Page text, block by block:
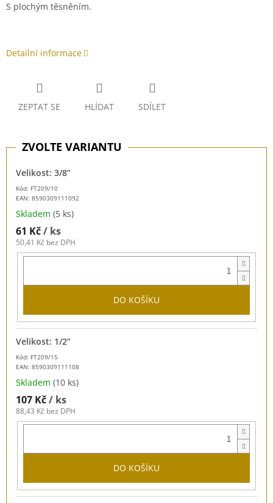
S plochým těsněním.
Detailní informace
ZEPTAT SE HLÍDAT SDÍLET
Kód: FT209/10
EAN: 8590309111092
Velikost: 3/8”
Skladem (5 ks)
61 Kč/ ks
50,41 Kč bez DPH
DO KOŠÍKU
Kód: FT209/15
EAN: 8590309111108
Velikost: 1/2”
Skladem (10 ks)
107 Kč/ ks
88,43 Kč bez DPH
DO KOŠÍKU